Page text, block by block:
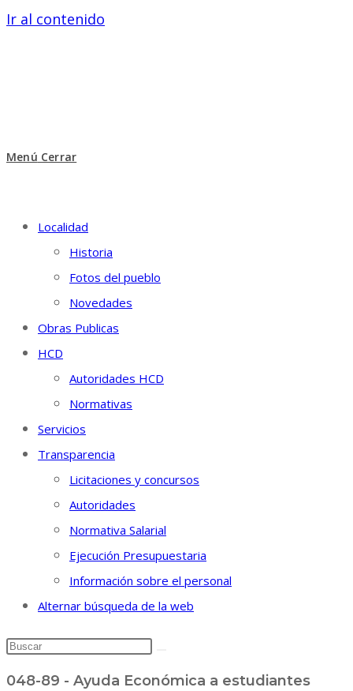
Ir al contenido
Menú Cerrar
Localidad
Historia
Fotos del pueblo
Novedades
Obras Publicas
HCD
Autoridades HCD
Normativas
Servicios
Transparencia
Licitaciones y concursos
Autoridades
Normativa Salarial
Ejecución Presupuestaria
Información sobre el personal
Alternar búsqueda de la web
048-89 - Ayuda Económica a estudiantes